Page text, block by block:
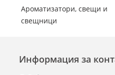
Ароматизатори, свещи и
свещници
Информация за